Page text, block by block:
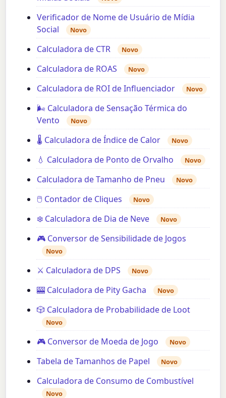
Verificador de Nome de Usuário de Mídia
Social
Novo
Calculadora de CTR Novo
Calculadora de ROAS Novo
Calculadora de ROI de Influenciador Novo
🌬️ Calculadora de Sensação Térmica do
Vento
Novo
🌡️ Calculadora de Índice de Calor Novo
💧 Calculadora de Ponto de Orvalho Novo
Calculadora de Tamanho de Pneu Novo
🖱️ Contador de Cliques Novo
❄️ Calculadora de Dia de Neve Novo
🎮 Conversor de Sensibilidade de Jogos
Novo
⚔️ Calculadora de DPS Novo
🎰 Calculadora de Pity Gacha Novo
🎲 Calculadora de Probabilidade de Loot
Novo
🎮 Conversor de Moeda de Jogo Novo
Tabela de Tamanhos de Papel Novo
Calculadora de Consumo de Combustível
Novo